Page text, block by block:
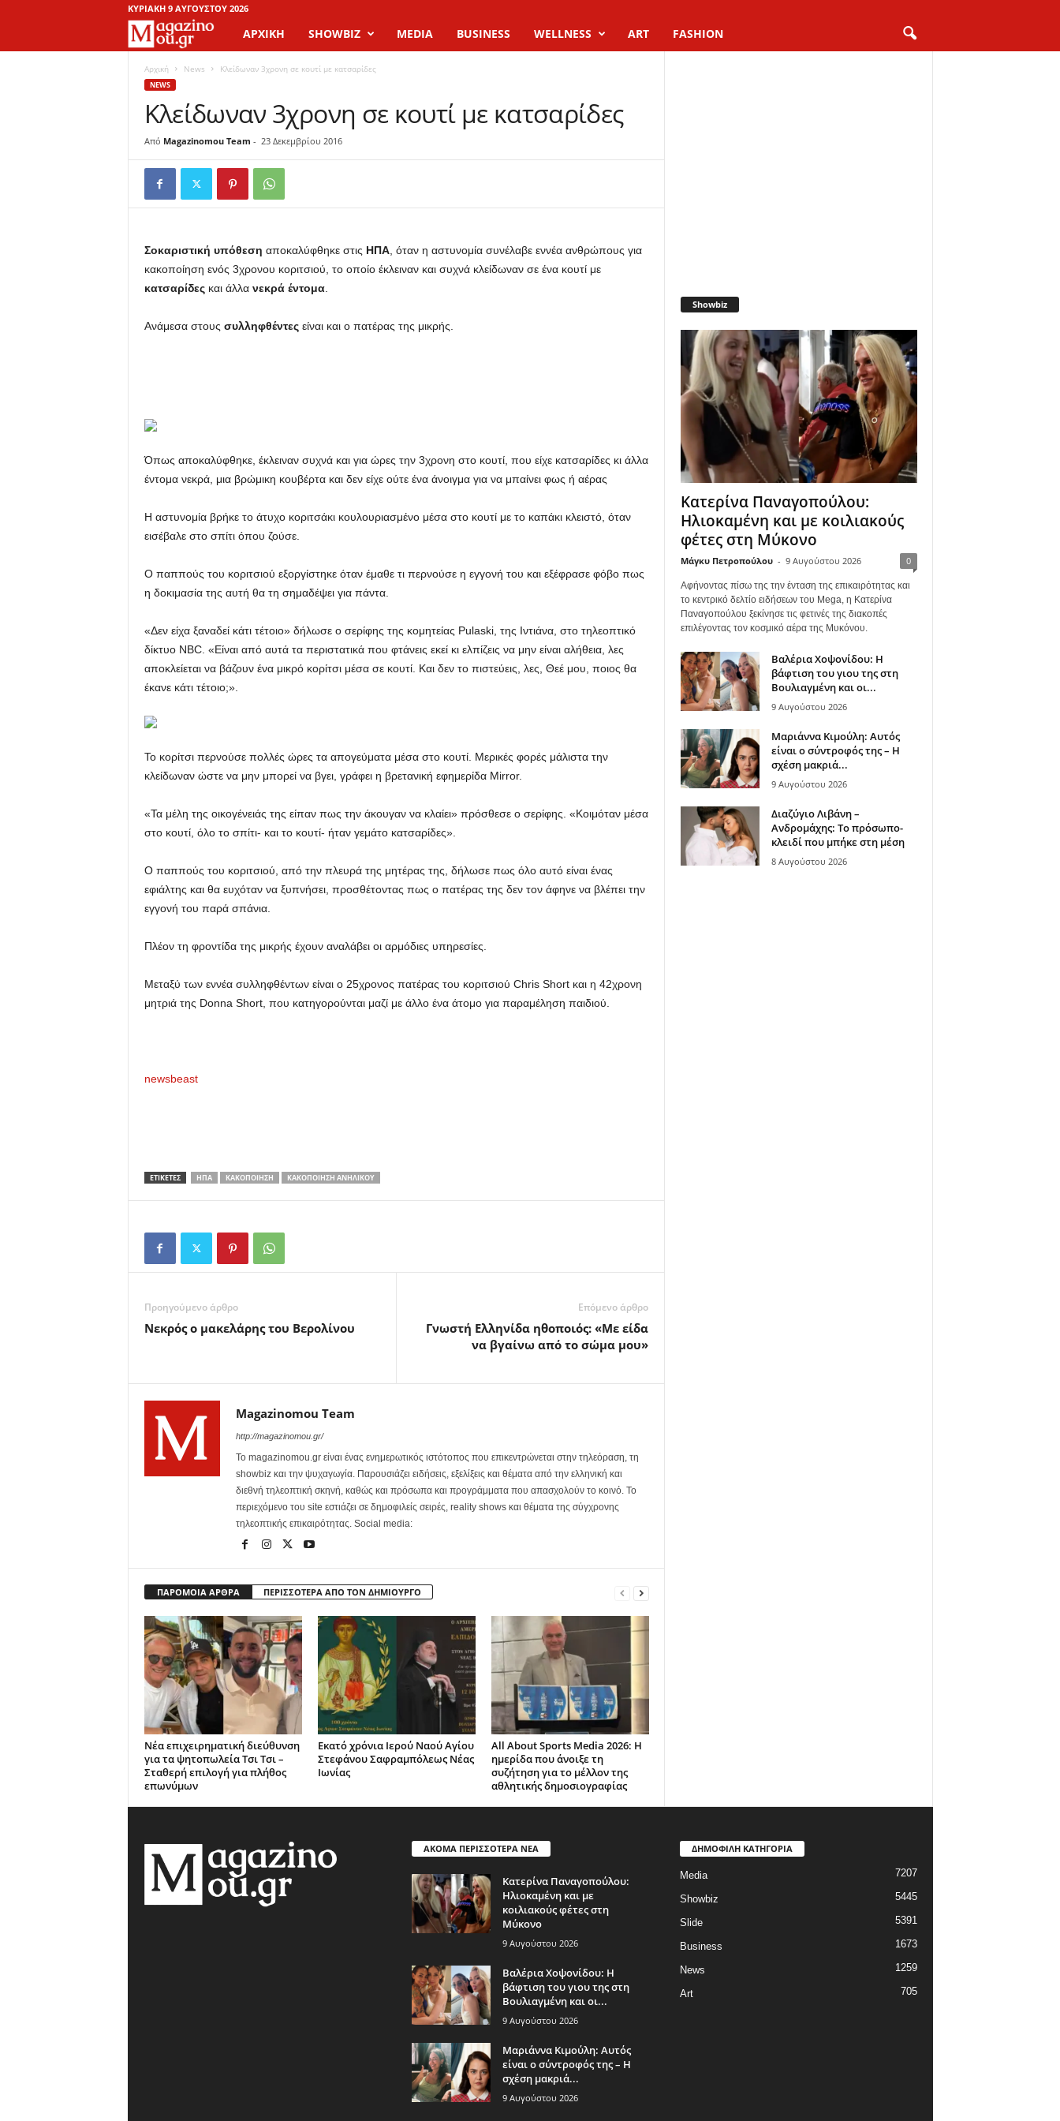
ΚΥΡΙΑΚΉ 9 ΑΥΓΟΎΣΤΟΥ 2026
a
a
z
i
o
ΑΡΧΙΚΉ SHOWBIZ MEDIA BUSINESS WELLNESS ART FASHION
Αρχική News Κλείδωναν 3χρονη σε κουτί με κατσαρίδες
NEWS
Κλείδωναν 3χρονη σε κουτί με κατσαρίδες
Από Magazinomou Team - 23 Δεκεμβρίου 2016
Σοκαριστική υπόθεση αποκαλύφθηκε στις ΗΠΑ, όταν η αστυνομία συνέλαβε εννέα ανθρώπους για
κακοποίηση ενός 3χρονου κοριτσιού, το οποίο έκλειναν και συχνά κλείδωναν σε ένα κουτί με
κατσαρίδεςκαι άλλα νεκρά έντομα.
Ανάμεσα στους συλληφθέντεςείναι και ο πατέρας της μικρής.
Όπως αποκαλύφθηκε, έκλειναν συχνά και για ώρες την 3χρονη στο κουτί, που είχε κατσαρίδες κι άλλα
έντομα νεκρά, μια βρώμικη κουβέρτα και δεν είχε ούτε ένα άνοιγμα για να μπαίνει φως ή αέρας
Η αστυνομία βρήκε το άτυχο κοριτσάκι κουλουριασμένο μέσα στο κουτί με το καπάκι κλειστό, όταν
εισέβαλε στο σπίτι όπου ζούσε.
Ο παππούς του κοριτσιού εξοργίστηκε όταν έμαθε τι περνούσε η εγγονή του και εξέφρασε φόβο πως
η δοκιμασία της αυτή θα τη σημαδέψει για πάντα.
«Δεν είχα ξαναδεί κάτι τέτοιο» δήλωσε ο σερίφης της κομητείας Pulaski, της Ιντιάνα, στο τηλεοπτικό
δίκτυο NBC. «Είναι από αυτά τα περιστατικά που φτάνεις εκεί κι ελπίζεις να μην είναι αλήθεια, λες
αποκλείεται να βάζουν ένα μικρό κορίτσι μέσα σε κουτί. Και δεν το πιστεύεις, λες, Θεέ μου, ποιος θα
έκανε κάτι τέτοιο;».
Το κορίτσι περνούσε πολλές ώρες τα απογεύματα μέσα στο κουτί. Μερικές φορές μάλιστα την
κλείδωναν ώστε να μην μπορεί να βγει, γράφει η βρετανική εφημερίδα Mirror.
«Τα μέλη της οικογένειάς της είπαν πως την άκουγαν να κλαίει» πρόσθεσε ο σερίφης. «Κοιμόταν μέσα
στο κουτί, όλο το σπίτι- και το κουτί- ήταν γεμάτο κατσαρίδες».
Ο παππούς του κοριτσιού, από την πλευρά της μητέρας της, δήλωσε πως όλο αυτό είναι ένας
εφιάλτης και θα ευχόταν να ξυπνήσει, προσθέτοντας πως ο πατέρας της δεν τον άφηνε να βλέπει την
εγγονή του παρά σπάνια.
Πλέον τη φροντίδα της μικρής έχουν αναλάβει οι αρμόδιες υπηρεσίες.
Μεταξύ των εννέα συλληφθέντων είναι ο 25χρονος πατέρας του κοριτσιού Chris Short και η 42χρονη
μητριά της Donna Short, που κατηγορούνται μαζί με άλλο ένα άτομο για παραμέληση παιδιού.
newsbeast
ΕΤΙΚΕΤΕΣ ΗΠΑ ΚΑΚΟΠΟΊΗΣΗ ΚΑΚΟΠΟΊΗΣΗ ΑΝΗΛΊΚΟΥ
Προηγούμενο άρθρο
Νεκρός ο μακελάρης του Βερολίνου
Επόμενο άρθρο
Γνωστή Ελληνίδα ηθοποιός: «Με είδα
να βγαίνω από το σώμα μου»
Magazinomou Team
http://magazinomou.gr/
Το magazinomou.gr είναι ένας ενημερωτικός ιστότοπος που επικεντρώνεται στην τηλεόραση, τη
showbiz και την ψυχαγωγία. Παρουσιάζει ειδήσεις, εξελίξεις και θέματα από την ελληνική και
διεθνή τηλεοπτική σκηνή, καθώς και πρόσωπα και προγράμματα που απασχολούν το κοινό. Το
περιεχόμενο του site εστιάζει σε δημοφιλείς σειρές, reality shows και θέματα της σύγχρονης
τηλεοπτικής επικαιρότητας. Social media:
ΠΑΡΟΜΟΙΑ ΑΡΘΡΑ ΠΕΡΙΣΣΟΤΕΡΑ ΑΠΟ ΤΟΝ ΔΗΜΙΟΥΡΓΟ
Νέα επιχειρηματική διεύθυνση
για τα ψητοπωλεία Τσι Τσι –
Σταθερή επιλογή για πλήθος
επωνύμων
Εκατό χρόνια Ιερού Ναού Αγίου
Στεφάνου Σαφραμπόλεως Νέας
Ιωνίας
All About Sports Media 2026: Η
ημερίδα που άνοιξε τη
συζήτηση για το μέλλον της
αθλητικής δημοσιογραφίας
Showbiz
Κατερίνα Παναγοπούλου:
Ηλιοκαμένη και με κοιλιακούς
φέτες στη Μύκονο
Μάγκυ Πετροπούλου - 9 Αυγούστου 2026 0
Αφήνοντας πίσω της την ένταση της επικαιρότητας και
το κεντρικό δελτίο ειδήσεων του Mega, η Κατερίνα
Παναγοπούλου ξεκίνησε τις φετινές της διακοπές
επιλέγοντας τον κοσμικό αέρα της Μυκόνου.
Βαλέρια Χοψονίδου: Η
βάφτιση του γιου της στη
Βουλιαγμένη και οι...
9 Αυγούστου 2026
Μαριάννα Κιμούλη: Αυτός
είναι ο σύντροφός της – Η
σχέση μακριά...
9 Αυγούστου 2026
Διαζύγιο Λιβάνη –
Ανδρομάχης: Το πρόσωπο-
κλειδί που μπήκε στη μέση
8 Αυγούστου 2026
ΑΚΟΜΑ ΠΕΡΙΣΣΟΤΕΡΑ ΝΕΑ
Κατερίνα Παναγοπούλου:
Ηλιοκαμένη και με
κοιλιακούς φέτες στη
Μύκονο
9 Αυγούστου 2026
Βαλέρια Χοψονίδου: Η
βάφτιση του γιου της στη
Βουλιαγμένη και οι...
9 Αυγούστου 2026
Μαριάννα Κιμούλη: Αυτός
είναι ο σύντροφός της – Η
σχέση μακριά...
9 Αυγούστου 2026
ΔΗΜΟΦΙΛΗ ΚΑΤΗΓΟΡΙΑ
Media 7207
Showbiz 5445
Slide 5391
Business 1673
News 1259
Art 705